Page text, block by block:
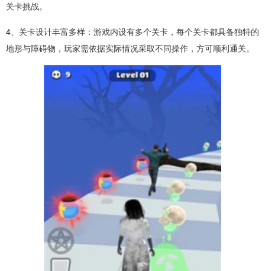
关卡挑战。
4、关卡设计丰富多样：游戏内设有多个关卡，每个关卡都具备独特的
地形与障碍物，玩家需依据实际情况采取不同操作，方可顺利通关。